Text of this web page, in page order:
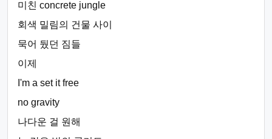
미친 concrete jungle
회색 밀림의 건물 사이
묵어 뒀던 짐들
이제
I'm a set it free
no gravity
나다운 걸 원해